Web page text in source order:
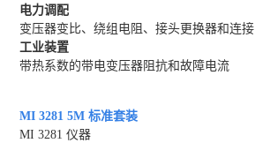
电力调配
变压器变比、绕组电阻、接头更换器和连接
工业装置
带热系数的带电变压器阻抗和故障电流
MI 3281 5M 标准套装
MI 3281 仪器